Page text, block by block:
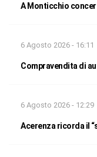
A Monticchio
6 Agosto 2026 - 16:11
Compravendita di
6 Agosto 2026 - 12:29
Acerenza ricorda il